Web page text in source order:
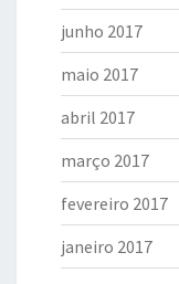
junho 2017
maio 2017
abril 2017
março 2017
fevereiro 2017
janeiro 2017